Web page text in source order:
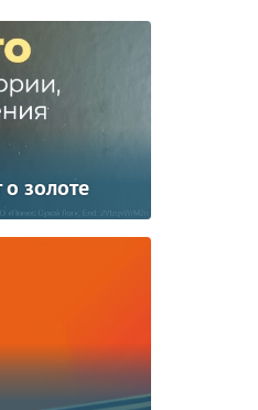
золоте